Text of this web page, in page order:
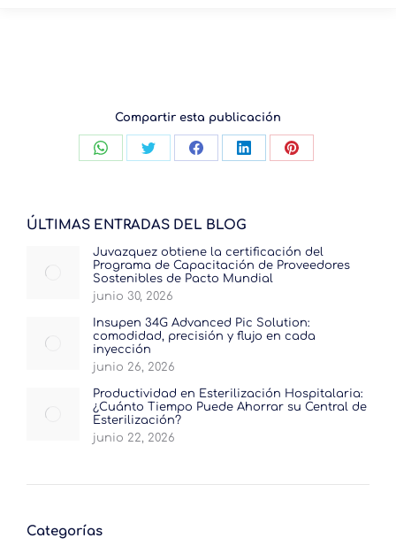
Compartir esta publicación
CompartirCompartirCompartirCompartirCompartir
ÚLTIMAS ENTRADAS DEL BLOG
Juvazquez obtiene la certificación del
Programa de Capacitación de Proveedores
Sostenibles de Pacto Mundial
junio 30, 2026
Insupen 34G Advanced Pic Solution:
comodidad, precisión y flujo en cada
inyección
junio 26, 2026
Productividad en Esterilización Hospitalaria:
¿Cuánto Tiempo Puede Ahorrar su Central de
Esterilización?
junio 22, 2026
Categorías